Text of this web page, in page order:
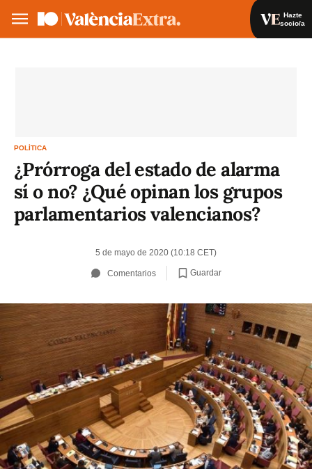
Hazte
socio/a
POLÍTICA
¿Prórroga del estado de alarma
sí o no? ¿Qué opinan los grupos
parlamentarios valencianos?
5 de mayo de 2020 (10:18 CET)
Comentarios Guardar